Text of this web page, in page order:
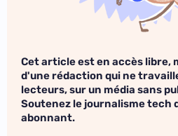
Cet article est en accès libre,
d'une rédaction qui ne
lecteurs, sur un média sans
Soutenez le journalisme tech
abonnant.